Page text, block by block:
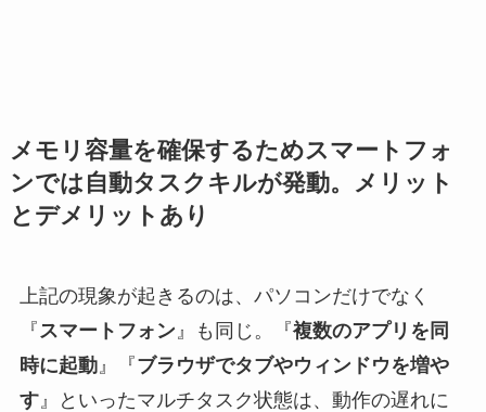
メモリ容量を確保するためスマートフォ
ンでは自動タスクキルが発動。メリット
とデメリットあり
上記の現象が起きるのは、パソコンだけでなく
『 スマートフォン』も同じ。『複数のアプリを同
時に起動』『ブラウザでタブやウィンドウを増や
す』といったマルチタスク状態は、動作の遅れに